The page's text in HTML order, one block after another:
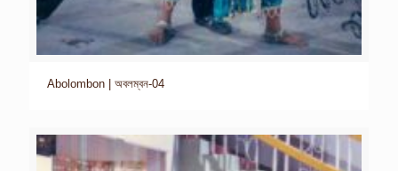
Abolombon | অবলম্বন-04